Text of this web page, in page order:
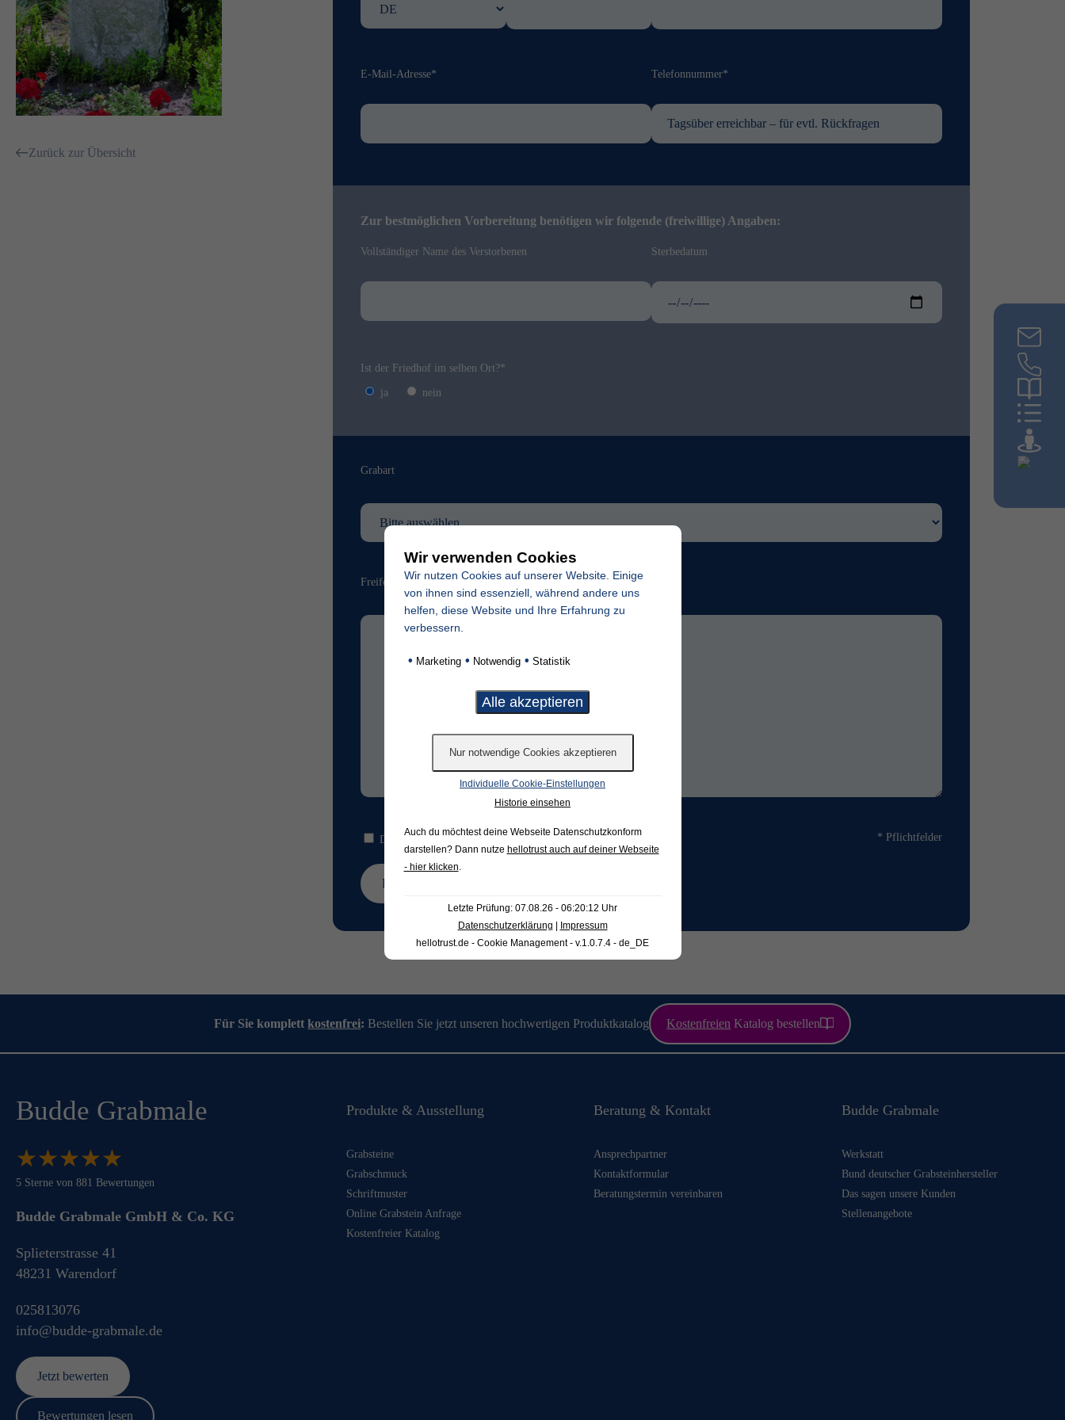
Zurück zur Übersicht
E-Mail-Adresse* Telefonnummer*
Zur bestmöglichen Vorbereitung benötigen wir folgende (freiwillige) Angaben:
Vollständiger Name des Verstorbenen Sterbedatum
Ist der Friedhof im selben Ort?*
ja nein
Grabart
Freifeld für evtl. Anmerkungen
Die Hinweise zum * Pflichtfelder
Für Sie komplettkostenfrei: Bestellen Sie jetzt unseren hochwertigen Produktkatalog Kostenfreien Katalog bestellen
Budde Grabmale
★★★★★
★★★★★
5 Sterne von 881 Bewertungen
Budde Grabmale GmbH & Co. KG
info@budde-grabmale.de
025813076
Splieterstrasse 41
48231 Warendorf
Jetzt bewerten
Bewertungen lesen
Produkte & Ausstellung
Grabsteine
Grabschmuck
Schriftmuster
Online Grabstein Anfrage
Kostenfreier Katalog
Beratung & Kontakt
Ansprechpartner
Kontaktformular
Beratungstermin vereinbaren
Budde Grabmale
Werkstatt
Bund deutscher Grabsteinhersteller
Das sagen unsere Kunden
Stellenangebote
Wir verwenden Cookies
Wir nutzen Cookies auf unserer Website. Einige
von ihnen sind essenziell, während andere uns
helfen, diese Website und Ihre Erfahrung zu
verbessern.
• Marketing • Notwendig • Statistik
Individuelle Cookie-Einstellungen
Historie einsehen
Auch du möchtest deine Webseite Datenschutzkonform
darstellen? Dann nutze hellotrust auch auf deiner Webseite
- hier klicken
Letzte Prüfung: 07.08.26 - 06:20:12 Uhr
Datenschutzerklärung | Impressum
hellotrust.de - Cookie Management - v.1.0.7.4 - de_DE